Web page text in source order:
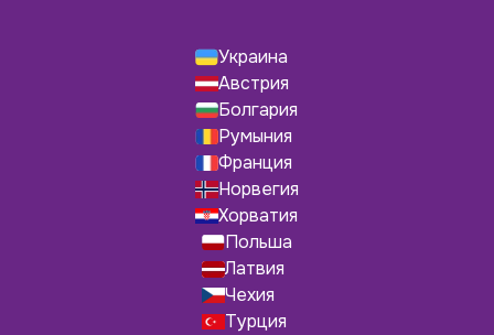
Украина
Австрия
Болгария
Румыния
Франция
Норвегия
Хорватия
Польша
Латвия
Чехия
Турция